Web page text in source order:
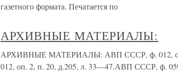
газетного формата. Печатается по
АРХИВНЫЕ МАТЕРИАЛЫ:
АРХИВНЫЕ МАТЕРИАЛЫ: АВП СССР, ф. 012,
012, оп. 2, п. 20, д.205, л. 33—47.АВП СССР, ф.